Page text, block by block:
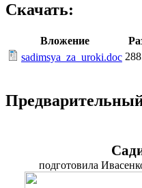
Скачать:
Вложение
sadimsya_za_uroki.doc
подготовила